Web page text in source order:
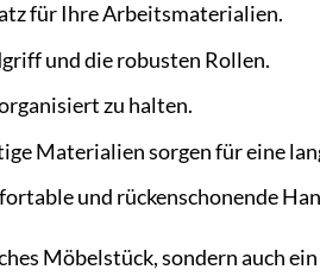
für Ihre Arbeitsmaterialien.
und die robusten Rollen.
zu halten.
Materialien sorgen für eine
und rückenschonende
Möbelstück, sondern auch